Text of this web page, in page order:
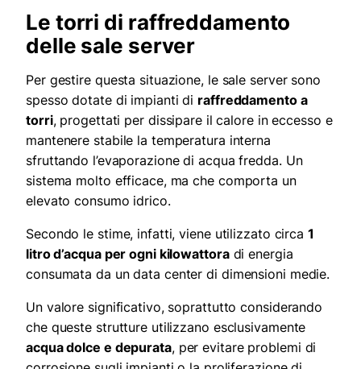
Le torri di raffreddamento
delle sale server
Per gestire questa situazione, le sale server sono
spesso dotate di impianti di raffreddamento a
torri, progettati per dissipare il calore in eccesso e
mantenere stabile la temperatura interna
sfruttando l’evaporazione di acqua fredda. Un
sistema molto efficace, ma che comporta un
elevato consumo idrico.
Secondo le stime, infatti, viene utilizzato circa 1
litro d’acqua per ogni kilowattoradi energia
consumata da un data center di dimensioni medie.
Un valore significativo, soprattutto considerando
che queste strutture utilizzano esclusivamente
acqua dolce e depurata, per evitare problemi di